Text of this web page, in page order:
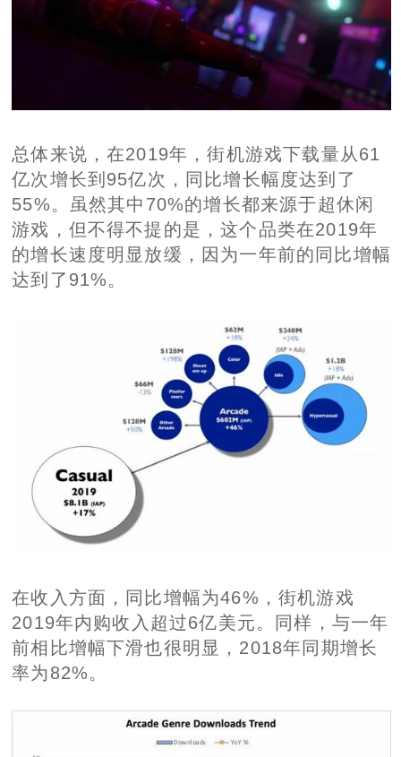
总体来说，在2019年，街机游戏下载量从61
亿次增长到95亿次，同比增长幅度达到了
55%。虽然其中70%的增长都来源于超休闲
游戏，但不得不提的是，这个品类在2019年
的增长速度明显放缓，因为一年前的同比增幅
达到了91%。
在收入方面，同比增幅为46%，街机游戏
2019年内购收入超过6亿美元。同样，与一年
前相比增幅下滑也很明显，2018年同期增长
率为82%。